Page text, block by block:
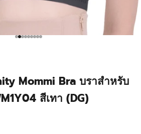
Go to item 1
Go to item 2
Go to item 3
Go to item 4
Go to item 5
Go to item 6
Go to item 7
Go to item 8
Go to item 9
Mommi Bra บราสำหรับ
สีเทา (DG)